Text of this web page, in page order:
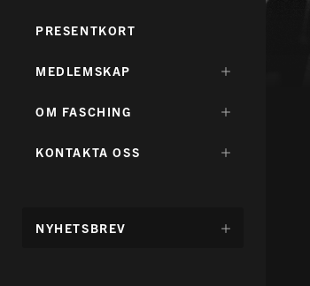
PRESENTKORT
DÖLJ
MEDLEMSKAP
DÖLJ
OM FASCHING
DÖLJ
KONTAKTA OSS
DÖLJ
NYHETSBREV